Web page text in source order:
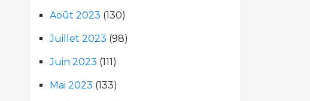
Août 2023 (130)
Juillet 2023 (98)
Juin 2023 (111)
Mai 2023 (133)